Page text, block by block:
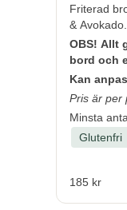
Friterad
& Avokado.
OBS! Allt
bord och
Kan
Pris är per
Minsta
Glutenfri
185 kr